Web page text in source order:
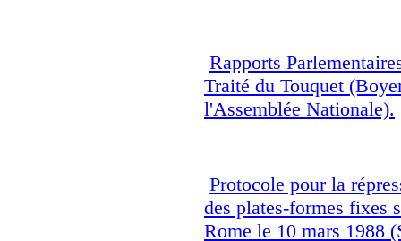
Rapports
Traité du Touquet
l'Assemblée Nationale).
Protocole pour la
des plates-formes fixes
Rome le 10 mars 1988